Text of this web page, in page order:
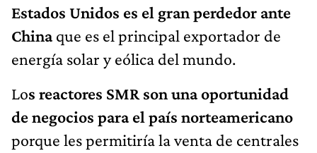
Estados Unidos es el gran perdedor ante
Chinaque es el principal exportador de
energía solar y eólica del mundo.
Los reactores SMR son una oportunidad
de negocios para el país norteamericano
porque les permitiría la venta de centrales